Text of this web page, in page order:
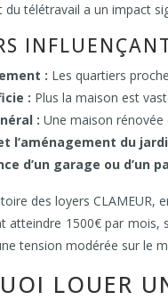
du télétravail a un impact
: Les quartiers
: Plus la maison est
: Une maison rénovée
l’aménagement du
d’un garage ou d’un
des loyers
atteindre 1500€ par mois,
tension modérée sur le
LOUER